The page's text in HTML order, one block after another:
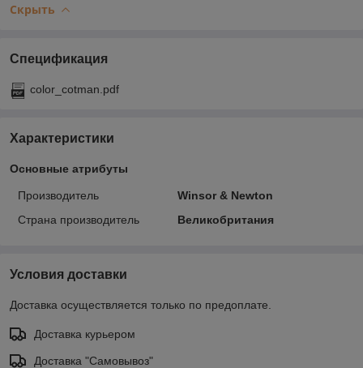
Скрыть
Спецификация
color_cotman.pdf
Характеристики
Основные атрибуты
Производитель
Winsor & Newton
Страна производитель
Великобритания
Условия доставки
Доставка осуществляется только по предоплате.
Доставка курьером
Доставка "Самовывоз"